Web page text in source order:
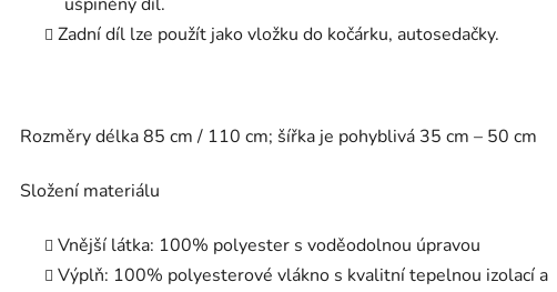
Zadní díl lze použít jako vložku do kočárku, autosedačky.
Rozměry délka 85 cm / 110 cm; šířka je pohyblivá 35 cm – 50 cm
Složení materiálu
Vnější látka: 100% polyester s voděodolnou úpravou
Výplň: 100% polyesterové vlákno s kvalitní tepelnou izolací a